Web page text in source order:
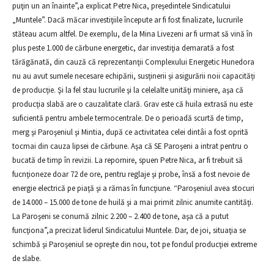
puţin un an înainte”,a explicat Petre Nica, preşedintele Sindicatului
„Muntele”. Dacă măcar investiţiile începute ar fi fost finalizate, lucrurile
stăteau acum altfel. De exemplu, de la Mina Livezeni ar fi urmat să vină în
plus peste 1.000 de cărbune energetic, dar investiţia demarată a fost
tărăgănată, din cauză că reprezentanţii Complexului Energetic Hunedora
nu au avut sumele necesare echipării, susținerii și asigurării noii capacități
de producție. Şi la fel stau lucrurile şi la celelalte unităţi miniere, aşa că
producţia slabă are o cauzalitate clară. Grav este că huila extrasă nu este
suficientă pentru ambele termocentrale. De o perioadă scurtă de timp,
merg şi Paroşeniul şi Mintia, după ce activitatea celei dintâi a fost oprită
tocmai din cauza lipsei de cărbune. Aşa că SE Paroşeni a intrat pentru o
bucată de timp în revizii. La repornire, spuen Petre Nica, ar fi trebuit să
fucnţioneze doar 72 de ore, pentru reglaje şi probe, însă a fost nevoie de
energie electrică pe piaţă şi a rămas în funcţiune. “Paroşeniul avea stocuri
de 14.000 – 15.000 de tone de huilă şi a mai primit zilnic anumite cantităţi.
La Paroşeni se conumă zilnic 2.200 – 2.400 de tone, aşa că a putut
funcţiona”,a precizat liderul Sindicatului Muntele. Dar, de joi, situaţia se
schimbă şi Paroşeniul se opreşte din nou, tot pe fondul producţiei extreme
de slabe.